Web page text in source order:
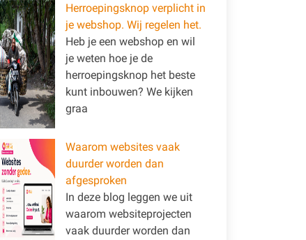
Herroepingsknop verplicht in
je webshop. Wij regelen het.
Heb je een webshop en wil
je weten hoe je de
herroepingsknop het beste
kunt inbouwen? We kijken
graa
Waarom websites vaak
duurder worden dan
afgesproken
In deze blog leggen we uit
waarom websiteprojecten
vaak duurder worden dan